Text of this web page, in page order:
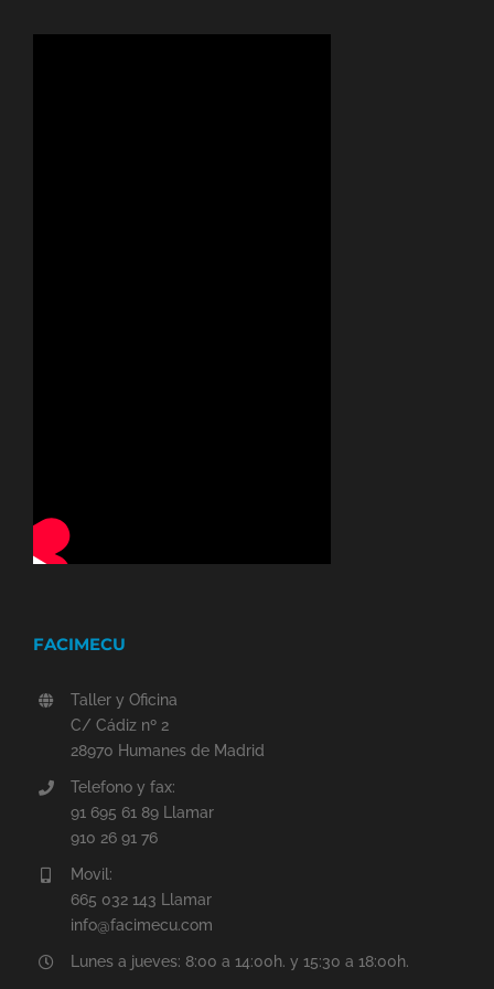
FACIMECU
Taller y Oficina
C/ Cádiz nº 2
28970 Humanes de Madrid
Telefono y fax:
91 695 61 89 Llamar
910 26 91 76
Movil:
665 032 143 Llamar
info@facimecu.com
Lunes a jueves: 8:00 a 14:00h. y 15:30 a 18:00h.